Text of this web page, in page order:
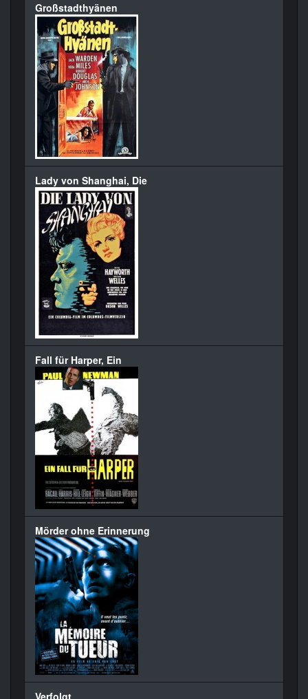
Großstadthyänen
Lady von Shanghai, Die
Fall für Harper, Ein
Mörder ohne Erinnerung